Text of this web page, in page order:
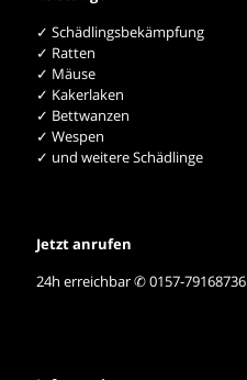
✓ Schädlingsbekämpfung
✓ Ratten
✓ Mäuse
✓ Kakerlaken
✓ Bettwanzen
✓ Wespen
✓ und weitere Schädlinge
Jetzt anrufen
24h erreichbar ✆ 0157-79168736